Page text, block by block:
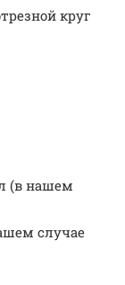
круг
(в нашем
случае